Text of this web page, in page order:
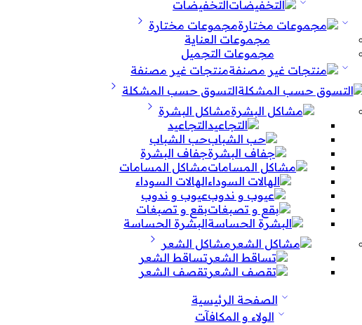
التخفيضات
مجموعات مختارة
مجموعات العناية
مجموعات التجميل
منتجات غير مصنفة
التسوق حسب المشكلة
مشاكل البشرة
التجاعيد
حب الشباب
جفاف البشرة
مشاكل المسامات
الهالات السوداء
عيوب و ندوب
بقع و تصبغات
البشرة الحساسة
مشاكل الشعر
تساقط الشعر
تقصف الشعر
الصفحة الرئيسية
الولاء و المكافآت